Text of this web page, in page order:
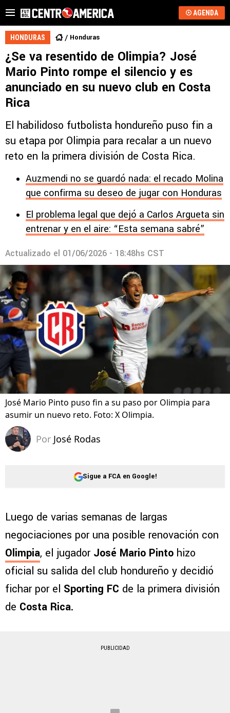
AGENDA
HONDURAS Honduras
¿Se va resentido de Olimpia? José
Mario Pinto rompe el silencio y es
anunciado en su nuevo club en Costa
Rica
El habilidoso futbolista hondureño puso fin a
su etapa por Olimpia para recalar a un nuevo
reto en la primera división de Costa Rica.
Auzmendi no se guardó nada: el recado Molina
que confirma su deseo de jugar con Honduras
El problema legal que dejó a Carlos Argueta sin
entrenar y en el aire: “Esta semana sabré”
Actualizado el 01/06/2026 - 18:48hs CST
José Mario Pinto puso fin a su paso por Olimpia para
asumir un nuevo reto. Foto: X Olimpia.
Por José Rodas
Sigue a FCA en Google!
Luego de varias semanas de largas
negociaciones por una posible renovación con
Olimpia, el jugadorJosé Mario Pinto hizo
oficial su salida del club hondureño y decidió
fichar por el Sporting FC de la primera división
de Costa Rica.
PUBLICIDAD